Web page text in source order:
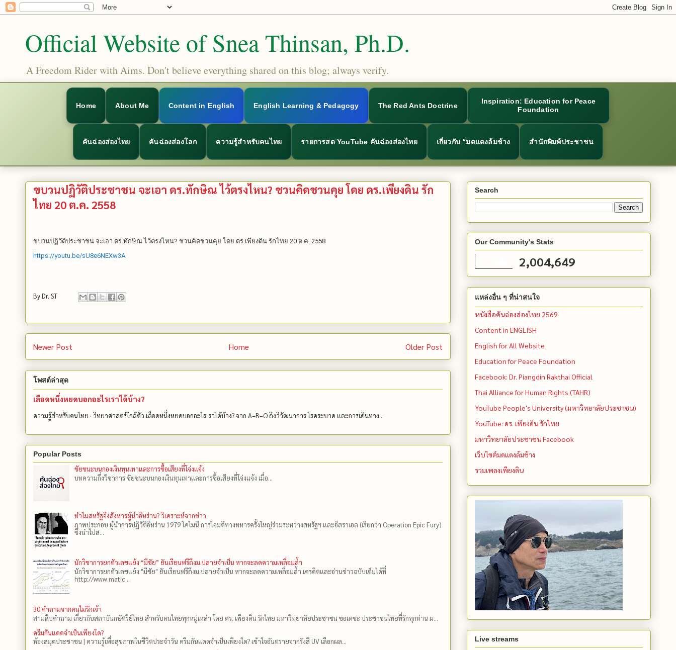
Official Website of Snea Thinsan, Ph.D.
A Freedom Rider with Aims. Don't believe everything shared on this blog; always verify.
Home About Me Content in English English Learning & Pedagogy The Red Ants Doctrine
Inspiration: Education for Peace
Foundation
คันฉ่องส่องไทย คันฉ่องส่องโลก ความรู้สำหรับคนไทย รายการสด YouTube คันฉ่องส่องไทย เกี่ยวกับ “มดแดงล้มช้าง สำนักพิมพ์ประชาชน
ขบวนปฏิวัติประชาชน จะเอา ดร.ทักษิณ ไว้ตรงไหน? ชวนคิดชวนคุย โดย ดร.เพียงดิน รัก
ไทย 20 ต.ค. 2558
ขบวนปฏิวัติประชาชน จะเอา ดร.ทักษิณ ไว้ตรงไหน? ชวนคิดชวนคุย โดย ดร.เพียงดิน รักไทย 20 ต.ค. 2558
https://youtu.be/sU8e6NEXw3A
ByDr. ST
Newer Post Older Post
Home
โพสต์ล่าสุด
เลือดหนึ่งหยดบอกอะไรเราได้บ้าง?
ความรู้สำหรับคนไทย · วิทยาศาสตร์ใกล้ตัว เลือดหนึ่งหยดบอกอะไรเราได้บ้าง? จาก A–B–O ถึงวิวัฒนาการ โรคระบาด และการเดินทาง...
Popular Posts
ชัยชนะบนกองเงินทุนเทาและการซื้อเสียงที่โจ่งแจ้ง
บทความกึ่งวิชาการ ชัยชนะบนกองเงินทุนเทาและการซื้อเสียงที่โจ่งแจ้ง เมื่อ...
ทำไมสหรัฐจึงสังหารผู้นำอิหร่าน? วิเคราะห์จากข่าว
ภาพประกอบ ผู้นำการปฏิวัติอิหร่าน 1979 โคไมนี การโจมตีทางทหารครั้งใหญ่ร่วมระหว่างสหรัฐฯ และอิสราเอล (เรียกว่า Operation Epic Fury)
ซึ่งนำไปส...
นักวิชาการยกตัวเลขแย้ง “มีชัย” ยันเรียนฟรีถึงม.ปลายจำเป็น หากจะลดความเหลื่อมล้ำ
นักวิชาการยกตัวเลขแย้ง "มีชัย" ยันเรียนฟรีถึงม.ปลายจำเป็น หากจะลดความเหลื่อมล้ำ เครดิตและอ่านข่าวฉบับเต็มได้ที่
http://www.matic...
30 คำถามจากคนไม่รักเจ้า
สามสิบคำถาม เกี่ยวกับสถาบันกษัตริย์ไทย สำหรับคนไทยทุกหมู่เหล่า โดย ดร.​ เพียงดิน รักไทย มหาวิทยาลัยประชาชน ขอเดชะ ประชาชนไทยที่รักทุกท่าน ผ...
ครีมกันแดดจำเป็นเพียงใด?
ห้องสมุดประชาชน | ความรู้เพื่อสุขภาพในชีวิตประจำวัน ครีมกันแดดจำเป็นเพียงใด? เข้าใจอันตรายจากรังสี UV เลือกผล...
Search
Our Community's Stats
2,004,649
แหล่งอื่น ๆ ที่น่าสนใจ
หนังสือคันฉ่องส่องไทย 2569
Content in ENGLISH
English for All Website
Education for Peace Foundation
Facebook: Dr. Piangdin Rakthai Official
Thai Alliance for Human Rights (TAHR)
YouTube People's University (มหาวิทยาลัยประชาชน)
YouTube: ดร. เพียงดิน รักไทย
มหาวิทยาลัยประชาชน Facebook
เว็บไซต์มดแดงล้มช้าง
รวมเพลงเพียงดิน
Live streams